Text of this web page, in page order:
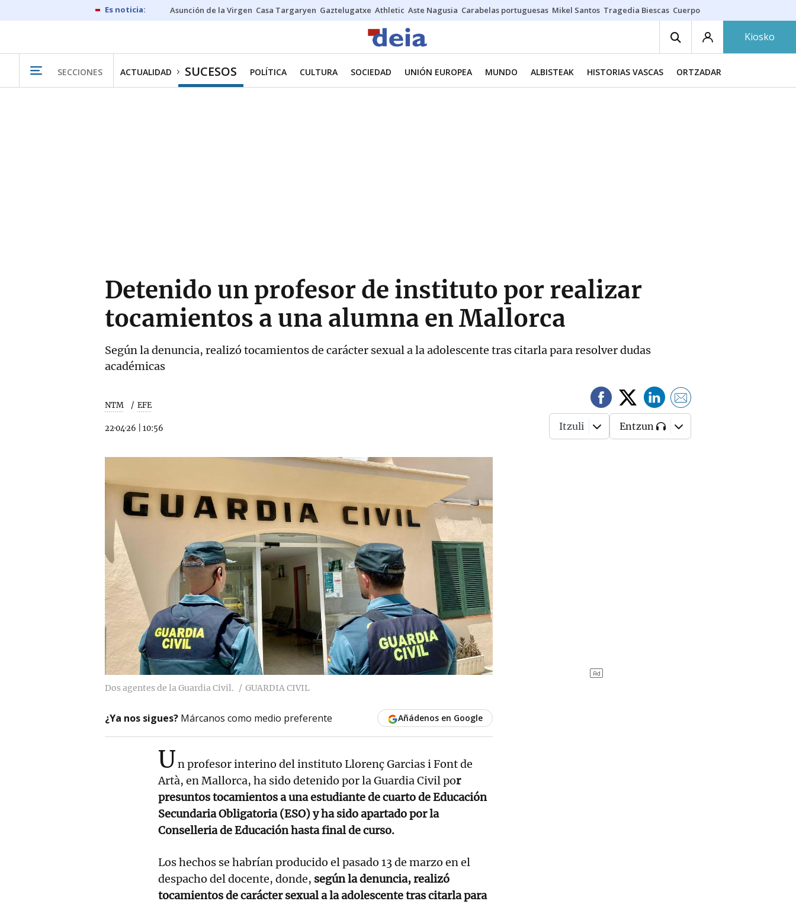
Asunción de la Virgen Casa Targaryen Gaztelugatxe Athletic Aste Nagusia Carabelas portuguesas Mikel Santos Tragedia Biescas Cuerpo ría
Kiosko
SECCIONES ACTUALIDAD SUCESOS POLÍTICA CULTURA SOCIEDAD UNIÓN EUROPEA MUNDO ALBISTEAK HISTORIAS VASCAS ORTZADAR
Detenido un profesor de instituto por realizar
tocamientos a una alumna en Mallorca
Según la denuncia, realizó tocamientos de carácter sexual a la adolescente tras citarla para resolver dudas
académicas
NTM EFE
22·04·26 10:56 Itzuli Entzun
Dos agentes de la Guardia Civil. GUARDIA CIVIL
¿Ya nos sigues? Márcanos como medio preferente Añádenos en Google
Un profesor interino del instituto Llorenç Garcias i Font de
Artà, en Mallorca, ha sido detenido por la Guardia Civil por
presuntos tocamientos a una estudiante de cuarto de Educación
Secundaria Obligatoria (ESO) y ha sido apartado por la
Conselleria de Educación hasta final de curso.
Los hechos se habrían producido el pasado 13 de marzo en el
despacho del docente, donde, según la denuncia, realizó
tocamientos de carácter sexual a la adolescente tras citarla para